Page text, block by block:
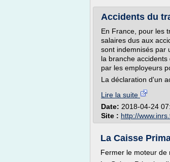
Accidents du
En France, pour les
salaires dus aux
sont indemnisés par
la branche
par les employeurs
La déclaration d'un
Lire la suite
Date: 2018-04-24
Site : http://
La Caisse
Fermer le moteur de